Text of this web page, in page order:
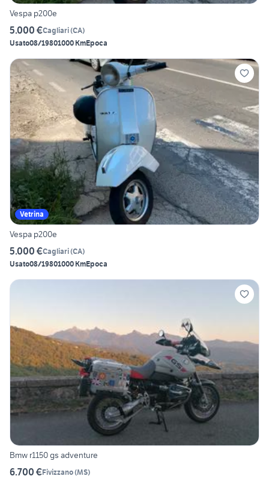
Vespa p200e
5.000 €Cagliari(CA)
Usato08/19801000 KmEpoca
Vetrina
Vespa p200e
5.000 €Cagliari(CA)
Usato08/19801000 KmEpoca
Bmw r1150 gs adventure
6.700 €Fivizzano(MS)